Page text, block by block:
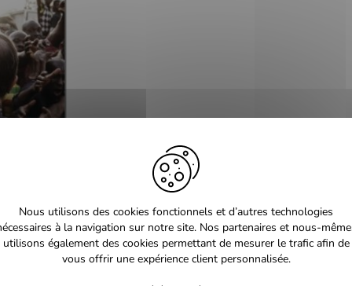
Nous utilisons des cookies fonctionnels et d’autres technologies
à la navigation sur notre site. Nos partenaires et nous-
utilisons également des cookies permettant de mesurer le trafic afin de
vous offrir une expérience client personnalisée.